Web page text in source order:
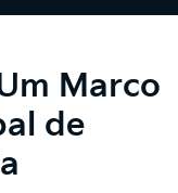
Marco
de